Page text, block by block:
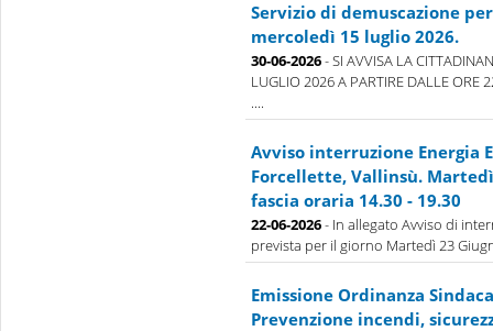
Servizio di demuscazione
mercoledì 15 luglio 2026.
30-06-2026- SI AVVISA LA
LUGLIO 2026 A PARTIRE DALLE ORE
....
Avviso interruzione Energia
Forcellette, Vallinsù.
fascia oraria 14.30 - 19.30
22-06-2026- In allegato Avviso di
prevista per il giorno Martedì 23
Emissione Ordinanza
Prevenzione incendi,